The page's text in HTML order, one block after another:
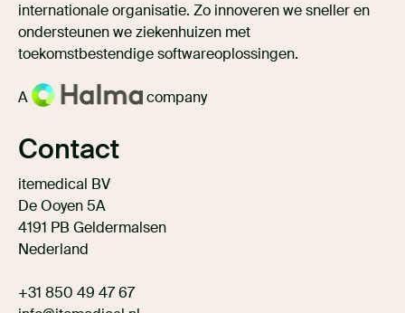
internationale organisatie. Zo innoveren we sneller en
ondersteunen we ziekenhuizen met
toekomstbestendige softwareoplossingen.
A company
Contact
itemedical BV
De Ooyen 5A
4191 PB Geldermalsen
Nederland
+31 850 49 47 67